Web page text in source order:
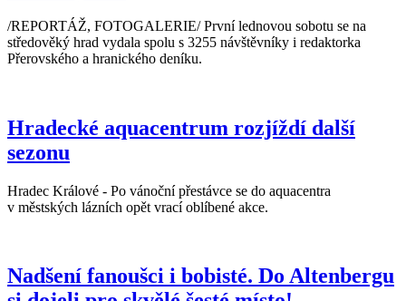
/REPORTÁŽ, FOTOGALERIE/ První lednovou sobotu se na
středověký hrad vydala spolu s 3255 návštěvníky i redaktorka
Přerovského a hranického deníku.
Hradecké aquacentrum rozjíždí další
sezonu
Hradec Králové - Po vánoční přestávce se do aquacentra
v městských lázních opět vrací oblíbené akce.
Nadšení fanoušci i bobisté. Do Altenbergu